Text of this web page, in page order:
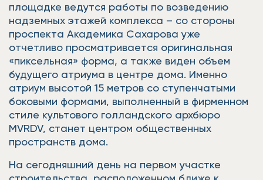
площадке ведутся работы по возведению
надземных этажей комплекса – со стороны
проспекта Академика Сахарова уже
отчетливо просматривается оригинальная
«пиксельная» форма, а также виден объем
будущего атриума в центре дома. Именно
атриум высотой 15 метров со ступенчатыми
боковыми формами, выполненный в фирменном
стиле культового голландского архбюро
MVRDV, станет центром общественных
пространств дома.
На сегодняшний день на первом участке